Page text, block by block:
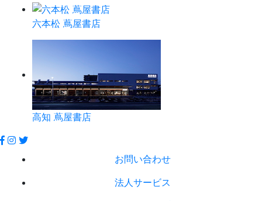
六本松 蔦屋書店
高知 蔦屋書店
お問い合わせ
法人サービス